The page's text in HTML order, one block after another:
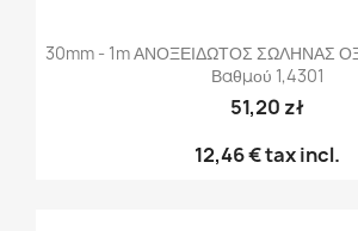
30mm - 1m ΑΝΟΞΕΙΔΩΤΟΣ ΣΩΛΗΝΑΣ
Βαθμού 1,4301
51,20 zł
12,46 €tax incl.